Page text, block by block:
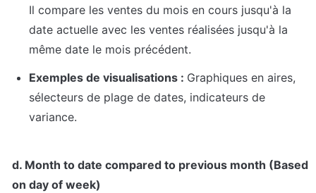
Il compare les ventes du mois en cours jusqu'à la
date actuelle avec les ventes réalisées jusqu'à la
même date le mois précédent.
Exemples de visualisations : Graphiques en aires,
sélecteurs de plage de dates, indicateurs de
variance.
d. Month to date compared to previous month (Based
on day of week)